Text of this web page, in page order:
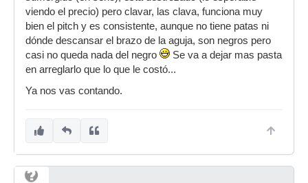
viendo el precio) pero clavar, las clava, funciona muy
bien el pitch y es consistente, aunque no tiene patas ni
dónde descansar el brazo de la aguja, son negros pero
casi no queda nada del negro
Se va a dejar mas pasta
en arreglarlo que lo que le costó...
Ya nos vas contando.